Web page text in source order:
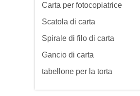
Carta per fotocopiatrice
Scatola di carta
Spirale di filo di carta
Gancio di carta
tabellone per la torta